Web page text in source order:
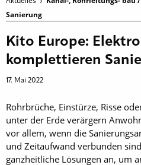
Sanierung
Kito Europe:
komplettieren
17. Mai 2022
Rohrbrüche, Einstürze, Risse
unter der Erde verärgern
vor allem, wenn die
und Zeitaufwand verbunden
ganzheitliche Lösungen an, um